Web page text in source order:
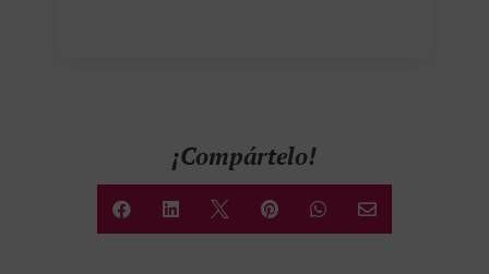
¡Compártelo!
     